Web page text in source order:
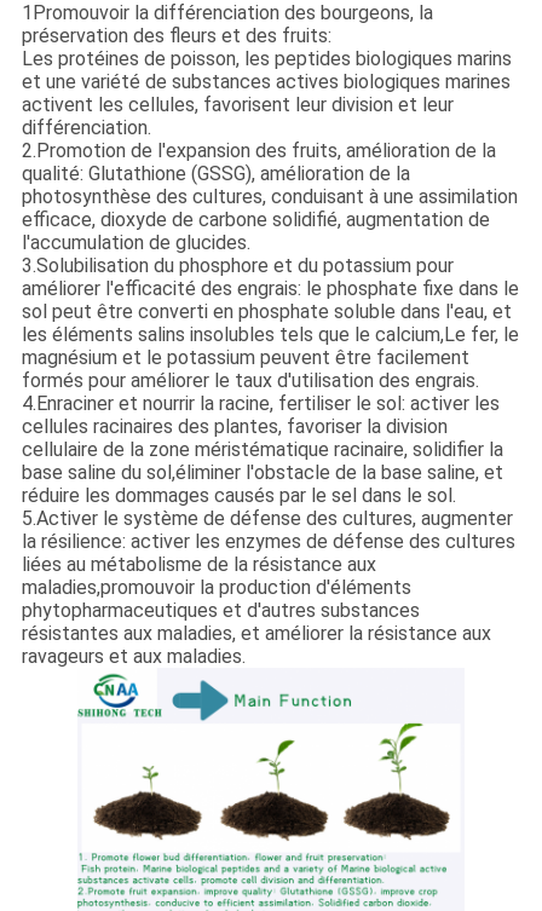
1Promouvoir la différenciation des bourgeons, la
préservation des fleurs et des fruits:
Les protéines de poisson, les peptides biologiques marins
et une variété de substances actives biologiques marines
activent les cellules, favorisent leur division et leur
différenciation.
2.Promotion de l'expansion des fruits, amélioration de la
qualité: Glutathione (GSSG), amélioration de la
photosynthèse des cultures, conduisant à une assimilation
efficace, dioxyde de carbone solidifié, augmentation de
l'accumulation de glucides.
3.Solubilisation du phosphore et du potassium pour
améliorer l'efficacité des engrais: le phosphate fixe dans le
sol peut être converti en phosphate soluble dans l'eau, et
les éléments salins insolubles tels que le calcium,Le fer, le
magnésium et le potassium peuvent être facilement
formés pour améliorer le taux d'utilisation des engrais.
4.Enraciner et nourrir la racine, fertiliser le sol: activer les
cellules racinaires des plantes, favoriser la division
cellulaire de la zone méristématique racinaire, solidifier la
base saline du sol,éliminer l'obstacle de la base saline, et
réduire les dommages causés par le sel dans le sol.
5.Activer le système de défense des cultures, augmenter
la résilience: activer les enzymes de défense des cultures
liées au métabolisme de la résistance aux
maladies,promouvoir la production d'éléments
phytopharmaceutiques et d'autres substances
résistantes aux maladies, et améliorer la résistance aux
ravageurs et aux maladies.